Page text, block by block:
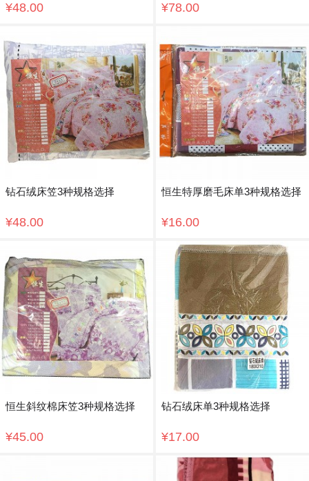
¥48.00 ¥78.00
钻石绒床笠3种规格选择
¥48.00
恒生特厚磨毛床单3种规格选择
¥16.00
恒生斜纹棉床笠3种规格选择
¥45.00
钻石绒床单3种规格选择
¥17.00